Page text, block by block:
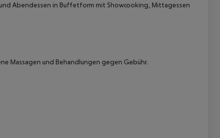
und Abendessen in Buffetform mit Showcooking, Mittagessen
Massagen und Behandlungen gegen Gebühr.